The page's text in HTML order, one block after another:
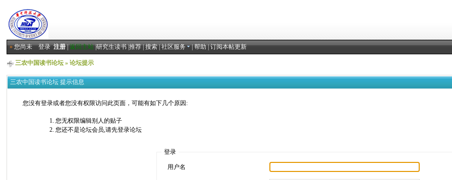
»您尚未登录 注册|返回主站|研究生读书|推荐|搜索|社区服务 |帮助|订阅本帖更新
三农中国读书论坛 » 论坛提示
三农中国读书论坛 提示信息
您没有登录或者您没有权限访问此页面，可能有如下几个原因:
您无权限编辑别人的贴子
您还不是论坛会员,请先登录论坛
登录
用户名